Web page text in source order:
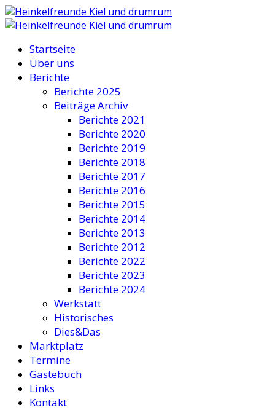
Startseite
Über uns
Berichte
Berichte 2025
Beiträge Archiv
Berichte 2021
Berichte 2020
Berichte 2019
Berichte 2018
Berichte 2017
Berichte 2016
Berichte 2015
Berichte 2014
Berichte 2013
Berichte 2012
Berichte 2022
Berichte 2023
Berichte 2024
Werkstatt
Historisches
Dies&Das
Marktplatz
Termine
Gästebuch
Links
Kontakt